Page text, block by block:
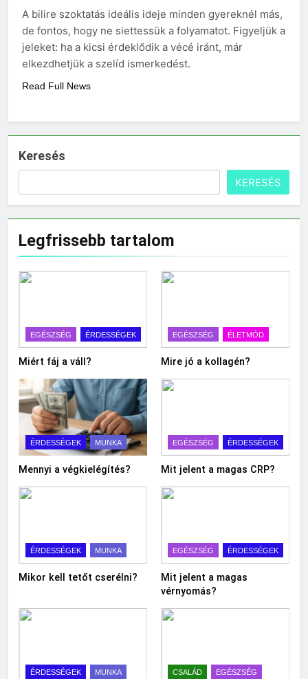
mosni?
3 Nap Ezelőtt
A bilire szoktatás ideális ideje minden gyereknél más,
de fontos, hogy ne siettessük a folyamatot. Figyeljük a
jeleket: ha a kicsi érdeklődik a vécé iránt, már
elkezdhetjük a szelíd ismerkedést.
Read Full News
Keresés
KERESÉS
Legfrissebb tartalom
EGÉSZSÉG ÉRDESSÉGEK
Miért fáj a váll?
EGÉSZSÉG ÉLETMÓD
Mire jó a kollagén?
ÉRDESSÉGEK MUNKA
Mennyi a végkielégítés?
EGÉSZSÉG ÉRDESSÉGEK
Mit jelent a magas CRP?
ÉRDESSÉGEK MUNKA
Mikor kell tetőt cserélni?
EGÉSZSÉG ÉRDESSÉGEK
Mit jelent a magas
vérnyomás?
ÉRDESSÉGEK MUNKA CSALÁD EGÉSZSÉG